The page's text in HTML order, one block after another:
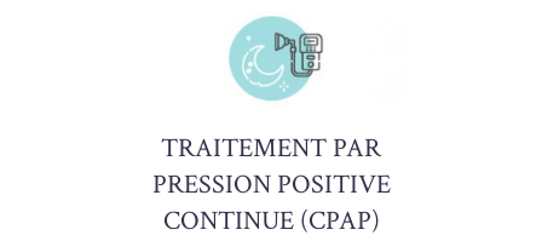
TRAITEMENT PAR
PRESSION POSITIVE
CONTINUE (CPAP)